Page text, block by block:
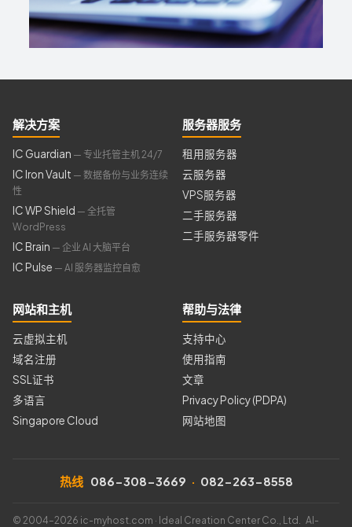
解决方案
IC Guardian — 专业托管主机 24/7
IC Iron Vault — 数据备份与业务连续
性
IC WP Shield — 全托管
WordPress
IC Brain — 企业 AI 大脑平台
IC Pulse — AI 服务器监控自愈
服务器服务
租用服务器
云服务器
VPS服务器
二手服务器
二手服务器零件
网站和主机
云虚拟主机
域名注册
SSL证书
多语言
Singapore Cloud
帮助与法律
支持中心
使用指南
文章
Privacy Policy (PDPA)
网站地图
热线 086-308-3669 · 082-263-8558
© 2004–2026 ic-myhost.com · Ideal Creation Center Co., Ltd. AI-